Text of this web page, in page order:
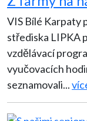
VIS Bílé Karpaty
střediska LIPKA
vzdělávací program Z
vyučovacích
seznamovali...